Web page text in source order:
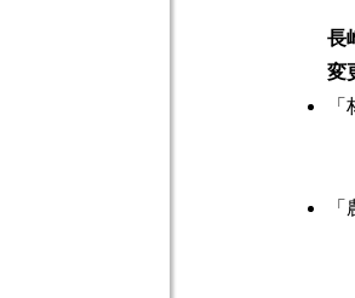
長
変